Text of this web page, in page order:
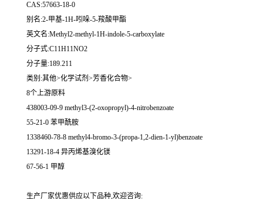
CAS:57663-18-0
别名:2-甲基-1H-吲哚-5-羧酸甲酯
英文名:Methyl2-methyl-1H-indole-5-carboxylate
分子式:C11H11NO2
分子量:189.211
类别:其他>化学试剂>芳香化合物>
8个上游原料
438003-09-9 methyl3-(2-oxopropyl)-4-nitrobenzoate
55-21-0 苯甲酰胺
1338460-78-8 methyl4-bromo-3-(propa-1,2-dien-1-yl)benzoate
13291-18-4 异丙烯基溴化镁
67-56-1 甲醇
生产厂家优惠供应以下品种,欢迎咨询: